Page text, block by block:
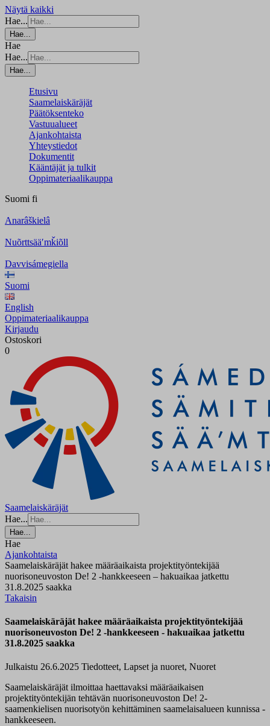
Näytä kaikki
Hae...
Hae...
Hae
Hae...
Hae...
Etusivu
Saamelaiskäräjät
Päätöksenteko
Vastuualueet
Ajankohtaista
Yhteystiedot
Dokumentit
Kääntäjät ja tulkit
Oppimateriaalikauppa
Suomi fi
Anarâškielâ
Nuõrttsääʹmǩiõll
Davvisámegiella
Suomi
English
Oppimateriaalikauppa
Kirjaudu
Ostoskori
0
Saamelaiskäräjät
Hae...
Hae...
Hae
Ajankohtaista
Saamelaiskäräjät hakee määräaikaista projektityöntekijää
nuorisoneuvoston De! 2 -hankkeeseen – hakuaikaa jatkettu
31.8.2025 saakka
Takaisin
Saamelaiskäräjät hakee määräaikaista projektityöntekijää
nuorisoneuvoston De! 2 -hankkeeseen - hakuaikaa jatkettu
31.8.2025 saakka
Julkaistu 26.6.2025 Tiedotteet, Lapset ja nuoret, Nuoret
Saamelaiskäräjät ilmoittaa haettavaksi määräaikaisen
projektityöntekijän tehtävän nuorisoneuvoston De! 2-
saamenkielisen nuorisotyön kehittäminen saamelaisalueen kunnissa -
hankkeeseen.